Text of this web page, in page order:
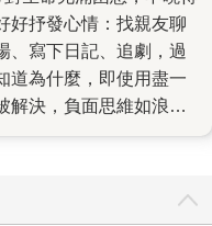
好抒發心情：找親友聊
、寫下日記、追劇，過
道為什麼，即使用盡一
解決，負面思維如浪潮
《人生原來可以海闊天
著每個傷痕累累的靈